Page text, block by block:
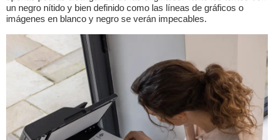
un negro nítido y bien definido como las líneas de gráficos o
imágenes en blanco y negro se verán impecables.